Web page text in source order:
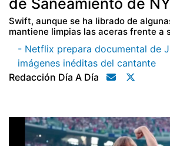
de Saneamiento de NY
Swift, aunque se ha librado de
mantiene limpias las aceras frente a
- Netflix prepara documental de
imágenes inéditas del cantante
Redacción Día A Día